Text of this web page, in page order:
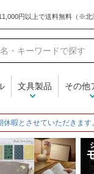
和気文具
文具製品 その他
休暇とさせていただきます